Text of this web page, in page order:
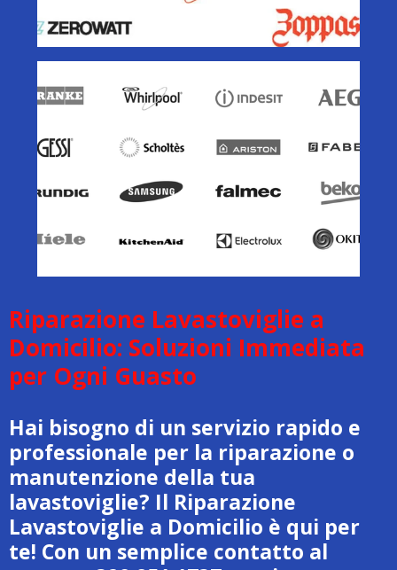
Riparazione Lavastoviglie a
Domicilio: Soluzioni Immediata
per Ogni Guasto
Hai bisogno di un servizio rapido e
professionale per la riparazione o
manutenzione della tua
lavastoviglie? Il Riparazione
Lavastoviglie a Domicilio è qui per
te! Con un semplice contatto al